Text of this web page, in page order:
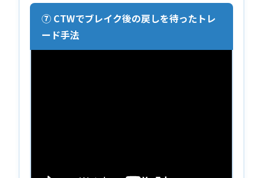
⑦ CTWでブレイク後の戻しを待ったトレ
ード手法